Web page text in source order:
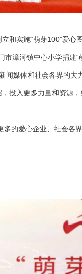
和实施“萌芽100”爱心
漳河镇中心小学捐建
闻媒体和社会各界的大
投入更多力量和资源，
的爱心企业、社会各